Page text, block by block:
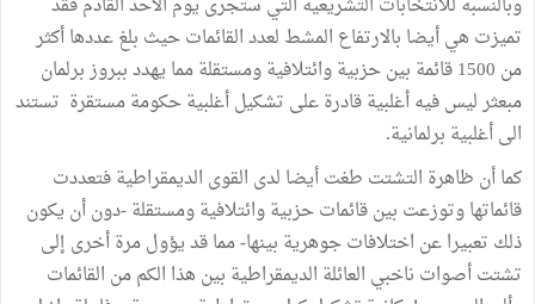
تميزت هي أيضا بالارتفاع المشط لعدد القائمات حيث بلغ عددها أكثر
من 1500 قائمة بين حزبية وائتلافية ومستقلة مما يهدد ببروز برلمان
مبعثر ليس فيه أغلبية قادرة على تشكيل أغلبية حكومة مستقرة تستند
الى أغلبية برلمانية.
كما أن ظاهرة التشتت طغت أيضا لدى القوى الديمقراطية فتعددت
قائماتها وتوزعت بين قائمات حزبية وائتلافية ومستقلة -دون أن يكون
ذلك تعبيرا عن اختلافات جوهرية بينها- مما قد يؤول مرة أخرى إلى
تشتت أصوات ناخبي العائلة الديمقراطية بين هذا الكم من القائمات